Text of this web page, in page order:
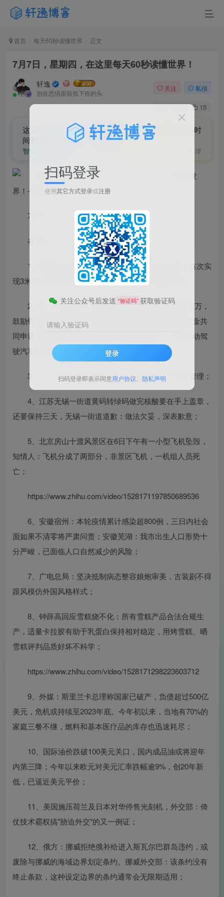
首页 每天60秒读懂世界 正文
7月7日，星期四，在这里每天60秒读懂世界！
轩逸
别在恐惧面前低下你的头
关注 私信
0 35 15
智能总结摘要 AI助理
这篇文章介绍了达辰官网每日60秒了解世界活动的时
间和日期，即7月7日，星期四。
7月7日，农历六月初九，星期四！
在这里，每天60秒读懂世界！
1、我国科学家实现激光雷达系统研制重大突破：首次实
现3米和0.1秒的全球最高时空分辨率的高速风场观测；
2、深圳："首贷户"贷款贴息，单户企业最高贴息20万，
鼓励银行降低贷款利率、车辆购置税减免。拟调整公积金共
同申请人范围，父母、配偶、子女可共同申请。完全自动驾
驶汽车8月起可在交管划定的区域、路段行驶；
3、广州：拟对快递专用电动三轮车实行统一号牌管理；
4、江苏无锡一街道黄码转绿码做完核酸要在手上盖章，
还要保持三天，无锡一街道道歉：做法欠妥，深表歉意；
5、北京房山十渡风景区在6日下午有一小型飞机坠毁，
知情人：飞机分成了两部分，非景区飞机，一机组人员死
亡；
https://www.zhihu.com/video/1528171197850689536
6、安徽宿州：本轮疫情累计感染超800例，三日内社会
面如果不清零将严肃问责；安徽芜湖：我市出生人口形势十
分严峻，已面临人口自然减少的风险；
7、广电总局：坚决抵制病态整容娘炮审美，古装剧不得
跟风模仿外国风格样式；
8、钟薛高回应雪糕烧不化：所有雪糕产品合法合规生
产，适量卡拉胶有助于乳蛋白保持相对稳定，用烤雪糕、晒
雪糕评判品质好坏不科学；
https://www.zhihu.com/video/1528171298223603712
9、外媒：斯里兰卡总理称国家已破产，负债超过500亿
美元，危机或持续至2023年底。今年初以来，当地有70%的
家庭三餐不继，燃料和基本医疗品的库存也迅速耗尽；
10、国际油价跌破100美元关口，国内成品油或将迎年
内第三降；今年以来欧元对美元汇率跌幅逾9%，创20年新
低，已逼近美元平价；
11、美国施压荷兰及日本对华停售光刻机，外交部：倚
仗技术霸权搞"胁迫外交"的又一例证；
12、俄方：挪威拒绝俄补给进入斯瓦尔巴群岛违约，或
废除与挪威的海域边界划定条约。挪威外交部：该条约没有
终止条款，这种设定边界的条约通常会无限期适用；
扫码登录
使用其它方式登录或注册
关注公众号后发送 “验证码” 获取验证码
请输入验证码
登录
扫码登录即表示同意用户协议 隐私声明